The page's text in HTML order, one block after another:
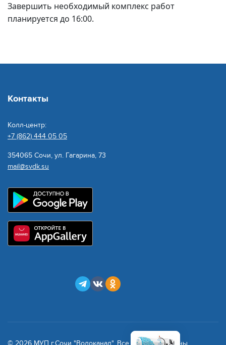
Завершить необходимый комплекс работ
планируется до 16:00.
Контакты
Колл-центр:
+7 (862) 444 05 05
354065 Сочи, ул. Гагарина, 73
mail@svdk.su
© 2026 МУП г.Сочи "Водоканал". Все права защищены.